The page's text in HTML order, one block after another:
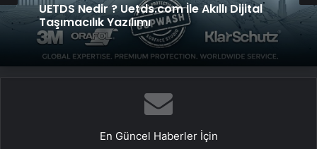
UETDS Nedir ? Uetds.com İle Akıllı Dijital
Taşımacılık Yazılımı
En Güncel Haberler İçin